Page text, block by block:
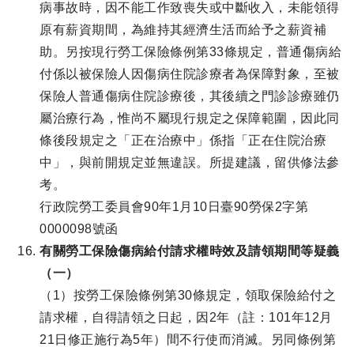
病事故時，因不能工作致喪失或中斷收入，未能領得
原有薪資期間，為維持其經濟生活而給予之薪資補
助。另按現行勞工保險條例第33條規定，普通傷病給
付係以被保險人因傷病住院診療者為保障對象，至被
保險人普通傷病住院診療後，其後續之門診診療雖仍
屬治療行為，惟尚不屬現行規定之保障範圍，因此同
條後段規定之「正在治療中」係指「正在住院治療
中」，與前開規定並無違誤。所提建議，留供修法參
考。
行政院勞工委員會90年1月10日臺90勞保2字第
0000098號函
有關勞工保險傷病給付請求權時效及請領期間等疑義
（一）
（1）按勞工保險條例第30條規定，領取保險給付之
請求權，自得請領之日起，因2年（註：101年12月
21日修正施行為5年）間不行使而消滅。另同條例第